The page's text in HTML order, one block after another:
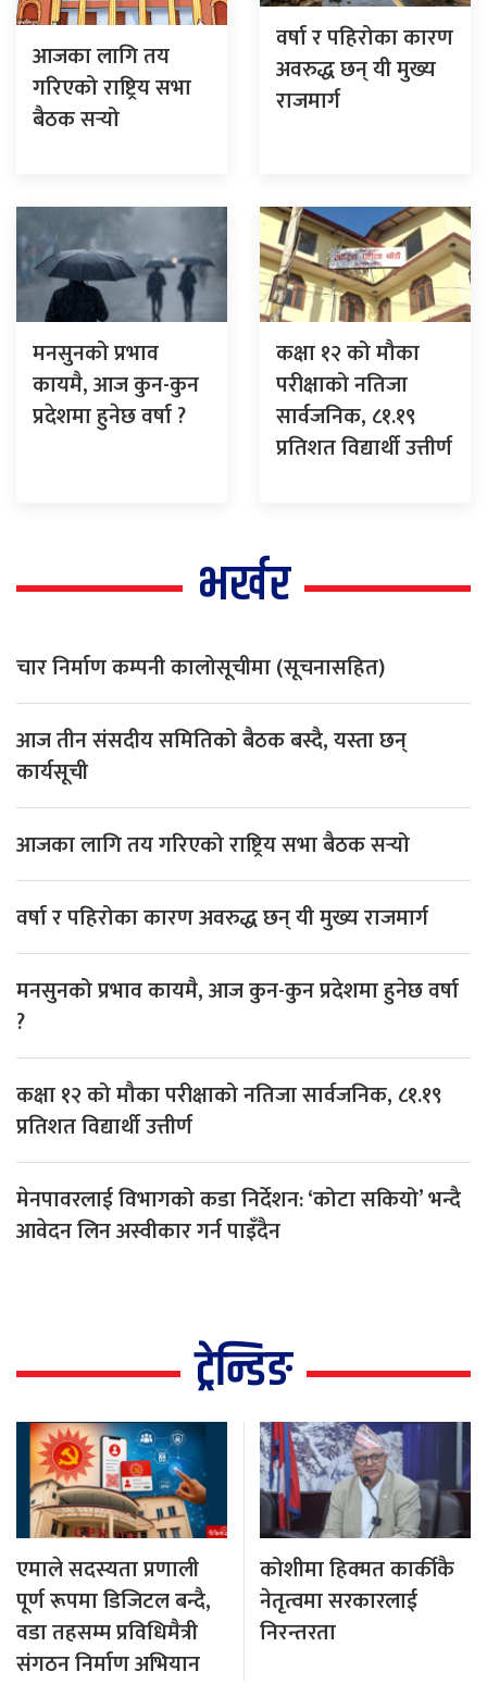
आजका लागि तय
गरिएको राष्ट्रिय सभा
बैठक सर्‍यो
वर्षा र पहिरोका कारण
अवरुद्ध छन् यी मुख्य
राजमार्ग
मनसुनको प्रभाव
कायमै, आज कुन-कुन
प्रदेशमा हुनेछ वर्षा ?
कक्षा १२ को मौका
परीक्षाको नतिजा
सार्वजनिक, ८१.१९
प्रतिशत विद्यार्थी उत्तीर्ण
भर्खर
चार निर्माण कम्पनी कालोसूचीमा (सूचनासहित)
आज तीन संसदीय समितिको बैठक बस्दै, यस्ता छन्
कार्यसूची
आजका लागि तय गरिएको राष्ट्रिय सभा बैठक सर्‍यो
वर्षा र पहिरोका कारण अवरुद्ध छन् यी मुख्य राजमार्ग
मनसुनको प्रभाव कायमै, आज कुन-कुन प्रदेशमा हुनेछ वर्षा
?
कक्षा १२ को मौका परीक्षाको नतिजा सार्वजनिक, ८१.१९
प्रतिशत विद्यार्थी उत्तीर्ण
मेनपावरलाई विभागको कडा निर्देशन: ‘कोटा सकियो’ भन्दै
आवेदन लिन अस्वीकार गर्न पाइँदैन
ट्रेन्डिङ
एमाले सदस्यता प्रणाली
पूर्ण रूपमा डिजिटल बन्दै,
वडा तहसम्म प्रविधिमैत्री
संगठन निर्माण अभियान
कोशीमा हिक्मत कार्कीकै
नेतृत्वमा सरकारलाई
निरन्तरता